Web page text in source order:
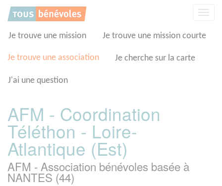
Je trouve une mission Je trouve une mission courte
Je trouve une association Je cherche sur la carte
J'ai une question
AFM - Coordination
Téléthon - Loire-
Atlantique (Est)
AFM - Association bénévoles basée à
NANTES (44)
Panneau de gestion des cookies